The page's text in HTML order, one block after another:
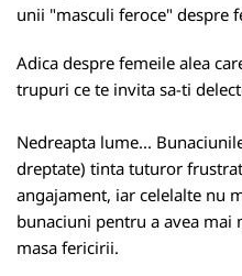
unii "masculi feroce" despre
Adica despre femeile alea
trupuri ce te invita sa-ti
Nedreapta lume...
dreptate) tinta tuturor
angajament, iar celelalte nu
bunaciuni pentru a avea mai
masa fericirii.